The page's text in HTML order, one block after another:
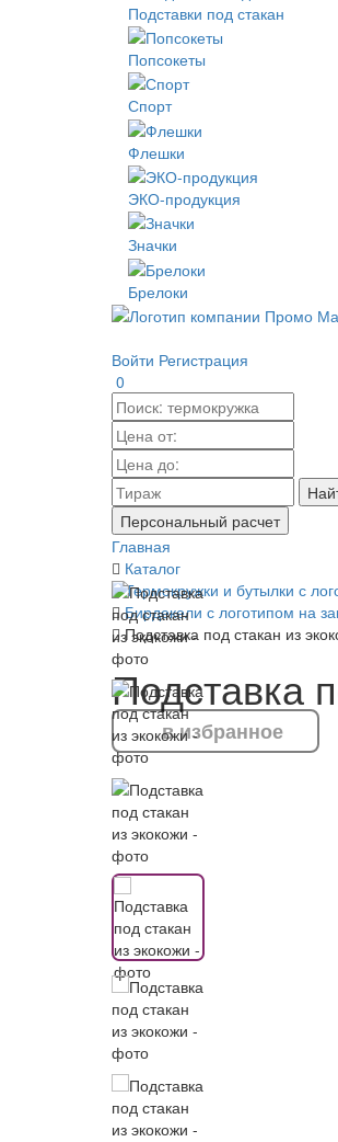
Подставки под стакан
Попсокеты
Спорт
Флешки
ЭКО-продукция
Значки
Брелоки
Войти Регистрация
0
Персональный расчет
Главная
Каталог
Термокружки и бутылки с
Бирдекели с логотипом на
Подставка под стакан из
Подставка
в избранное